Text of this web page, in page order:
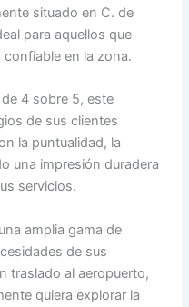
situado en C. de
para aquellos que
en la zona.
4 sobre 5, este
de sus clientes
la puntualidad, la
una impresión duradera
servicios.
amplia gama de
de sus
traslado al aeropuerto,
quiera explorar la